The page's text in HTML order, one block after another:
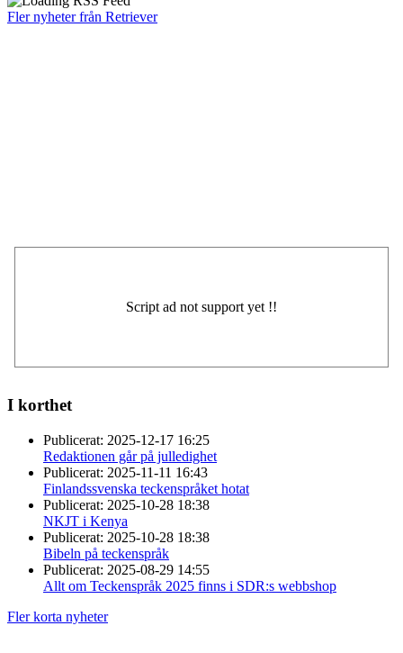
Fler nyheter från Retriever
I korthet
Publicerat: 2025-12-17 16:25
Redaktionen går på julledighet
Publicerat: 2025-11-11 16:43
Finlandssvenska teckenspråket hotat
Publicerat: 2025-10-28 18:38
NKJT i Kenya
Publicerat: 2025-10-28 18:38
Bibeln på teckenspråk
Publicerat: 2025-08-29 14:55
Allt om Teckenspråk 2025 finns i SDR:s webbshop
Fler korta nyheter